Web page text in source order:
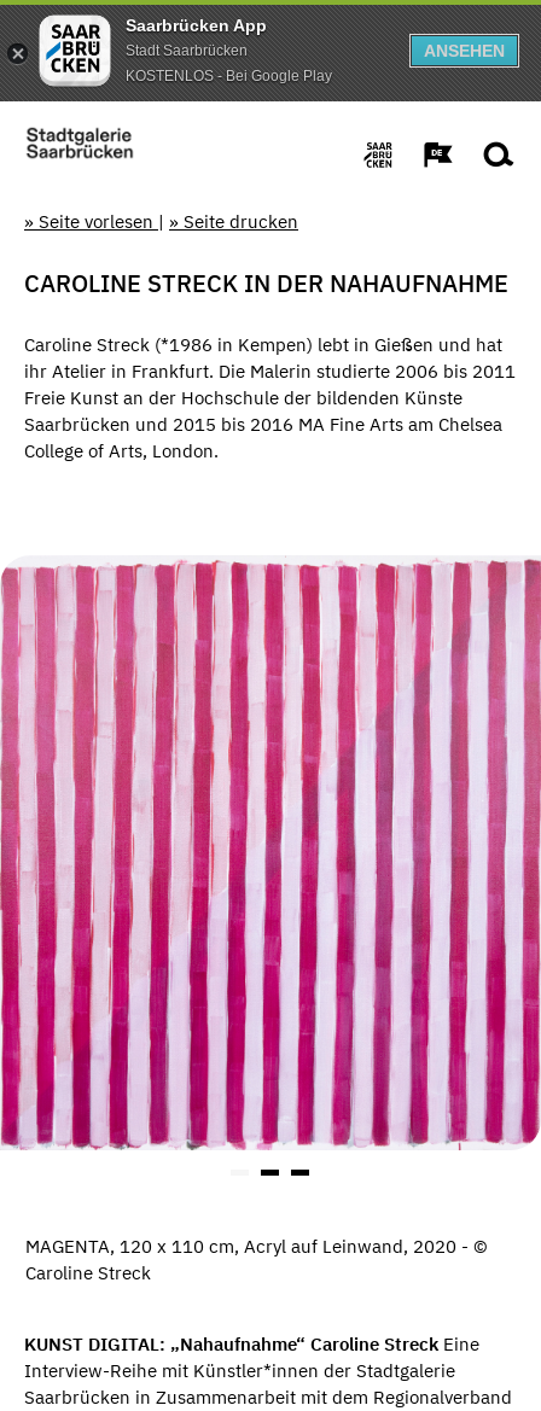
Saarbrücken App
Stadt Saarbrücken
KOSTENLOS - Bei Google Play
ANSEHEN
» Seite vorlesen | » Seite drucken
CAROLINE STRECK IN DER NAHAUFNAHME
Caroline Streck (*1986 in Kempen) lebt in Gießen und hat
ihr Atelier in Frankfurt. Die Malerin studierte 2006 bis 2011
Freie Kunst an der Hochschule der bildenden Künste
Saarbrücken und 2015 bis 2016 MA Fine Arts am Chelsea
College of Arts, London.
MAGENTA, 120 x 110 cm, Acryl auf Leinwand, 2020 - ©
Caroline Streck
KUNST DIGITAL: „Nahaufnahme“ Caroline StreckEine
Interview-Reihe mit Künstler*innen der Stadtgalerie
Saarbrücken in Zusammenarbeit mit dem Regionalverband